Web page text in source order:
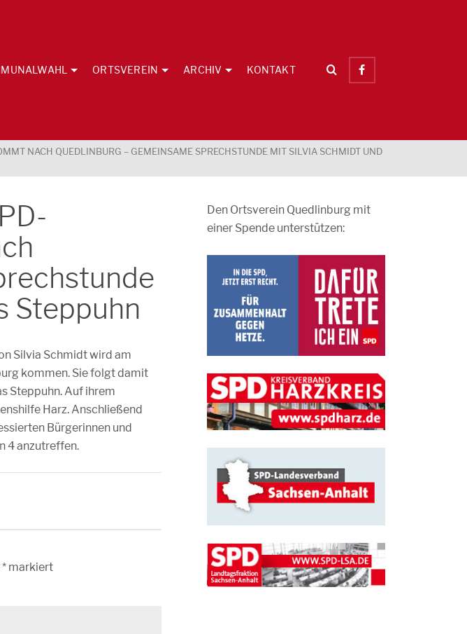
ORTSVEREIN ARCHIV KONTAKT
NACH QUEDLINBURG – GEMEINSAME SPRECHSTUNDE MIT SILVIA SCHMIDT UND
Steppuhn
Silvia Schmidt wird am
kommen. Sie folgt damit
Steppuhn. Auf ihrem
Harz. Anschließend
Bürgerinnen und
4 anzutreffen.
* markiert
Den Ortsverein Quedlinburg mit
einer Spende unterstützen: